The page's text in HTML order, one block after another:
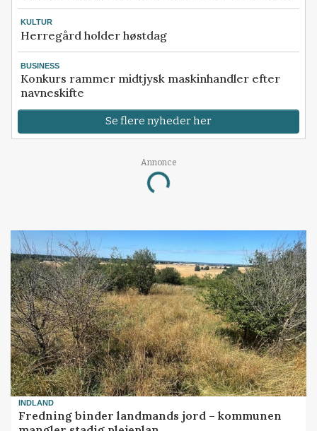
KULTUR
Herregård holder høstdag
BUSINESS
Konkurs rammer midtjysk maskinhandler efter
navneskifte
Se flere nyheder her
Annonce
Loading...
INDLAND
Fredning binder landmands jord – kommunen